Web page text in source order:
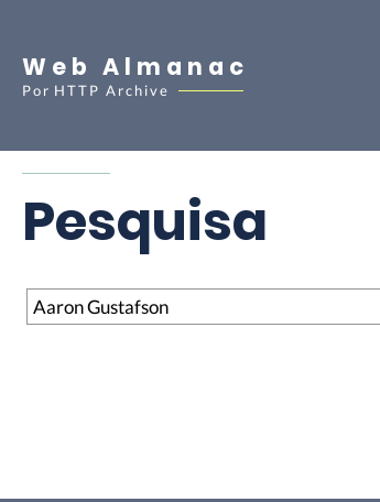
Web Almanac
Por HTTP Archive
Pesquisa
Pesquisa